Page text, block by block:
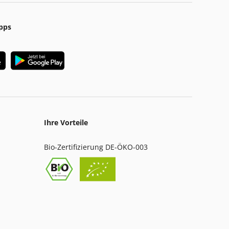
Ihre Vorteile
Bio-Zertifizierung DE-ÖKO-003